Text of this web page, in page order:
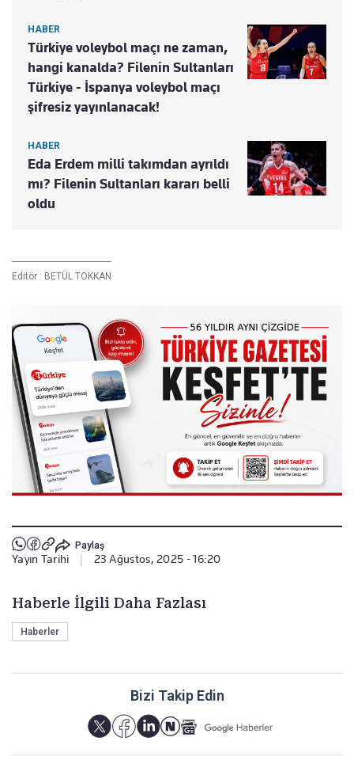
HABER
Türkiye voleybol maçı ne zaman,
hangi kanalda? Filenin Sultanları
Türkiye - İspanya voleybol maçı
şifresiz yayınlanacak!
HABER
Eda Erdem milli takımdan ayrıldı
mı? Filenin Sultanları kararı belli
oldu
Editör : BETÜL TOKKAN
Paylaş
Yayın Tarihi 23 Ağustos, 2025 - 16:20
Haberle İlgili Daha Fazlası
Haberler
Bizi Takip Edin